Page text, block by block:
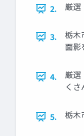
2. 厳選
3.
栃木
面影
4.
厳選
くさ
5. 栃木